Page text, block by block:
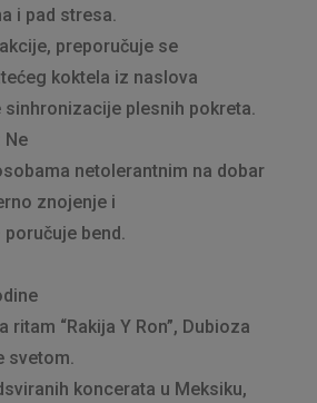
i pad stresa.
preporučuje se
koktela iz naslova
sinhronizacije plesnih pokreta.
Ne
netolerantnim na dobar
znojenje i
poručuje bend.
ritam “Rakija Y Ron”, Dubioza
svetom.
koncerata u Meksiku,